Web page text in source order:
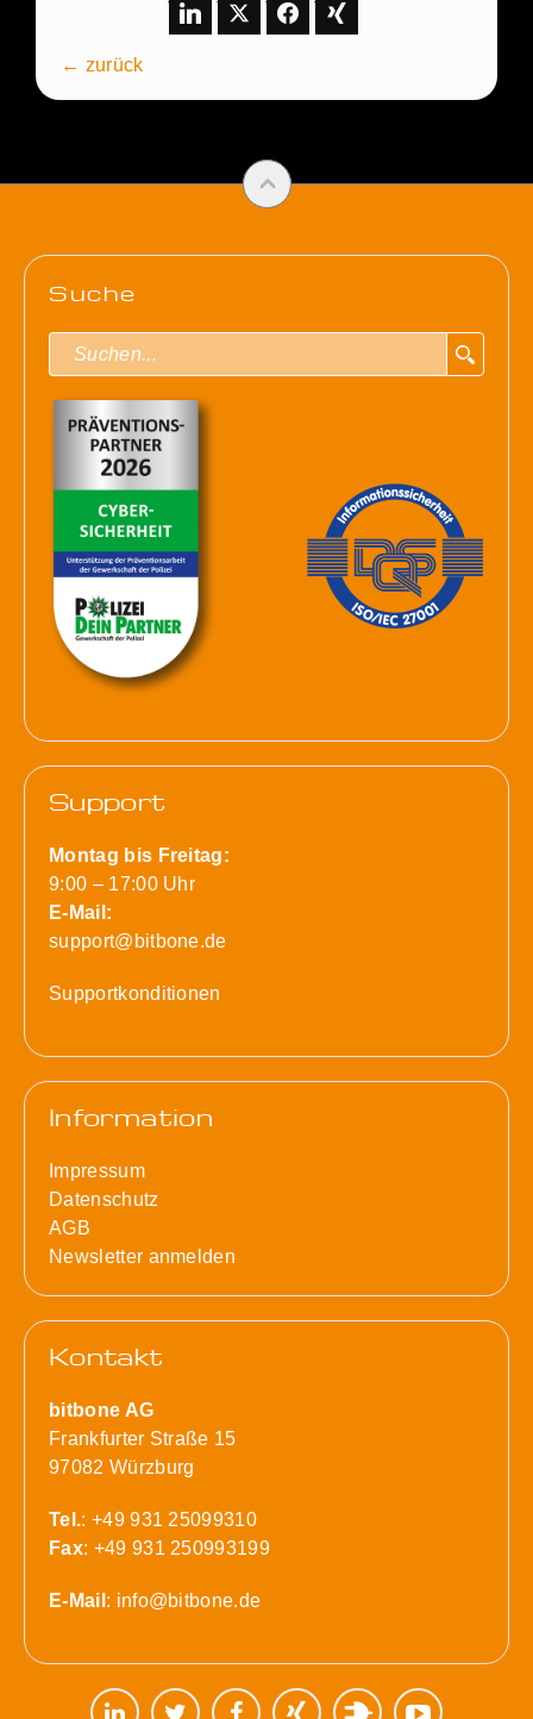
← zurück
Suche
Support
Montag bis Freitag:
9:00 – 17:00 Uhr
E-Mail:
support@bitbone.de
Supportkonditionen
Information
Impressum
Datenschutz
AGB
Newsletter anmelden
Kontakt
bitbone AG
Frankfurter Straße 15
97082 Würzburg
Tel.: +49 931 25099310
Fax: +49 931 250993199
E-Mail : info@bitbone.de